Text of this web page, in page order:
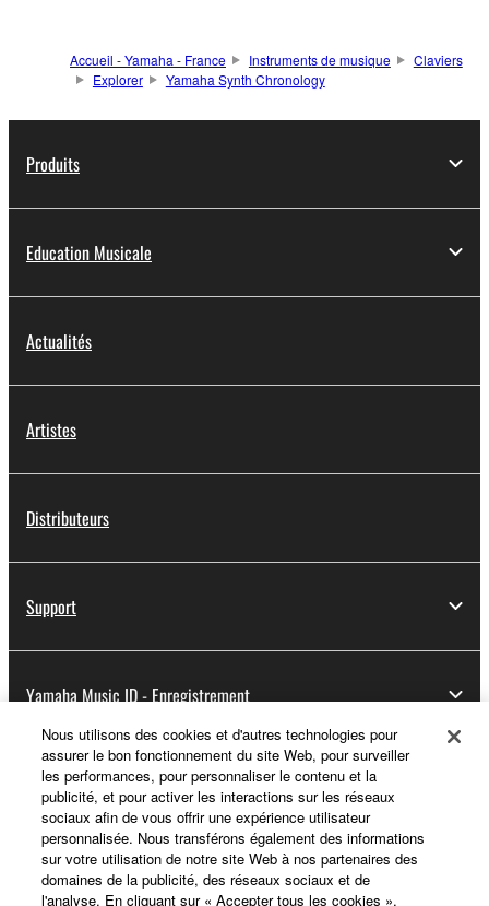
Accueil - Yamaha - France Instruments de musique
Claviers
Explorer
Yamaha Synth Chronology
Produits
Education Musicale
Actualités
Artistes
Distributeurs
Support
Yamaha Music ID - Enregistrement
A propos de Yamaha
France - French
Nous utilisons des cookies et d'autres technologies pour
assurer le bon fonctionnement du site Web, pour surveiller
les performances, pour personnaliser le contenu et la
publicité, et pour activer les interactions sur les réseaux
sociaux afin de vous offrir une expérience utilisateur
personnalisée. Nous transférons également des informations
sur votre utilisation de notre site Web à nos partenaires des
domaines de la publicité, des réseaux sociaux et de
l'analyse. En cliquant sur « Accepter tous les cookies »,